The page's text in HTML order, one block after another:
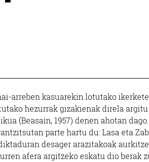
arreben kasuarekin lotutako
hezurrak gizakienak direla argitu
(Beasain, 1957) denen ahotan dago.
parte hartu du: Lasa eta
desager arazitakoak
afera argitzeko eskatu dio berak